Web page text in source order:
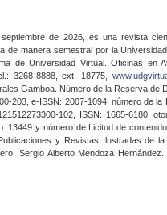
de 2026, es una revista
de manera semestral por la
de Universidad Virtual. Oficinas en
3268-8888, ext. 18775,
Gamboa. Número de la Reserva
203, e-ISSN: 2007-1094; número de
102, ISSN: 1665-6180,
13449 y número de Licitud de
y Revistas Ilustradas de
Sergio Alberto Mendoza